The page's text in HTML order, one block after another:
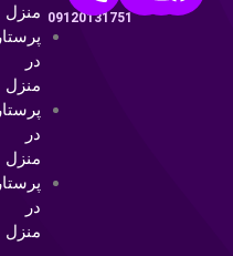
09120131751 منزل
در
منزل
در
منزل
در
منزل